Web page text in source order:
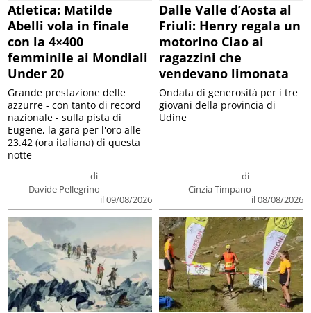
Atletica: Matilde
Abelli vola in finale
con la 4×400
femminile ai Mondiali
Under 20
di
Davide Pellegrino
il 09/08/2026
Grande prestazione delle
azzurre - con tanto di record
nazionale - sulla pista di
Eugene, la gara per l'oro alle
23.42 (ora italiana) di questa
notte
Dalle Valle d’Aosta al
Friuli: Henry regala un
motorino Ciao ai
ragazzini che
vendevano limonata
di
Cinzia Timpano
il 08/08/2026
Ondata di generosità per i tre
giovani della provincia di
Udine